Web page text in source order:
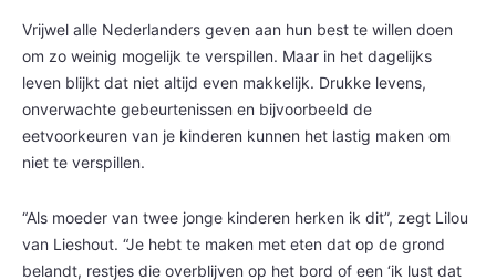
Vrijwel alle Nederlanders geven aan hun best te willen doen
om zo weinig mogelijk te verspillen. Maar in het dagelijks
leven blijkt dat niet altijd even makkelijk. Drukke levens,
onverwachte gebeurtenissen en bijvoorbeeld de
eetvoorkeuren van je kinderen kunnen het lastig maken om
niet te verspillen.
“Als moeder van twee jonge kinderen herken ik dit”, zegt Lilou
van Lieshout. “Je hebt te maken met eten dat op de grond
belandt, restjes die overblijven op het bord of een ‘ik lust dat